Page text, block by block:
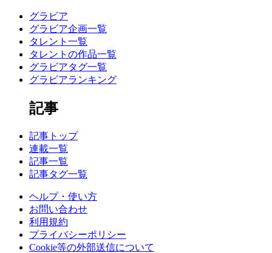
グラビア
グラビア企画一覧
タレント一覧
タレントの作品一覧
グラビアタグ一覧
グラビアランキング
記事
記事トップ
連載一覧
記事一覧
記事タグ一覧
ヘルプ・使い方
お問い合わせ
利用規約
プライバシーポリシー
Cookie等の外部送信について